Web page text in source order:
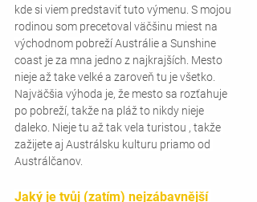
kde si viem predstaviť tuto výmenu. S mojou
rodinou som precetoval väčšinu miest na
východnom pobreží Austrálie a Sunshine
coast je za mna jedno z najkrajších. Mesto
nieje až take velké a zaroveň tu je všetko.
Najväčšia výhoda je, že mesto sa rozťahuje
po pobreží, takže na pláž to nikdy nieje
daleko. Nieje tu až tak vela turistou , takže
zažijete aj Austrálsku kulturu priamo od
Austrálčanov.
Jaký je tvůj (zatím) nejzábavnější